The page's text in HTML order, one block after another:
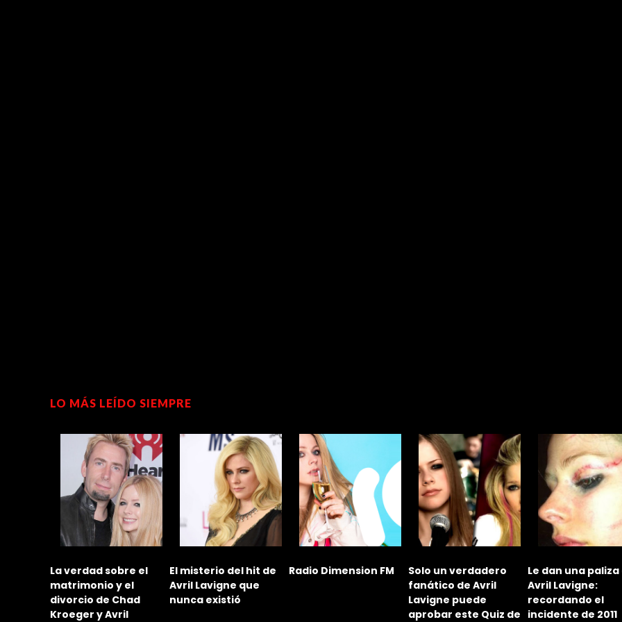
LO MÁS LEÍDO SIEMPRE
sobre el
y el
de Chad
El misterio del hit de
Avril Lavigne que
nunca existió
Radio Dimension FM
Solo un verdadero
fanático de Avril
aprobar este Quiz de
Le dan una paliza a
Avril Lavigne:
recordando el
incidente de 2011
El TikTok
burla de
Lavigne
de 'Sk8er